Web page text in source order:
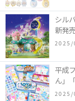
シル
新発
など
2025/
平成
ん」
どの
2025/